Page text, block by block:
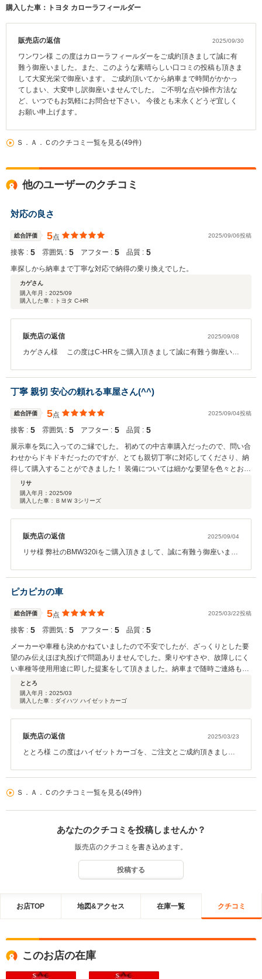
購入した車：トヨタ カローラフィールダー
販売店の返信 2025/09/30
ワンワン様 この度はカローラフィールダーをご成約頂きまして誠に有
難う御座いました。また、このような素晴らしい口コミの投稿も頂きま
して大変光栄で御座います。 ご成約頂いてから納車まで時間がかかっ
てしまい、大変申し訳御座いませんでした。 ご不明な点や操作方法な
ど、いつでもお気軽にお問合せ下さい。 今後とも末永くどうぞ宜しく
お願い申上げます。
Ｓ．Ａ．Ｃのクチコミ一覧を見る(49件)
他のユーザーのクチコミ
対応の良さ
総合評価 5点 2025/09/06投稿
接客 : 5 雰囲気 : 5 アフター : 5 品質 : 5
車探しから納車まで丁寧な対応で納得の乗り換えでした。
カゲさん
購入年月： 2025/09
購入した車：トヨタ C-HR
販売店の返信 2025/09/08
カゲさん様 この度はC-HRをご購入頂きまして誠に有難う御座いま
し上げます。
丁寧 親切 安心の頼れる車屋さん(^^)
総合評価 5点 2025/09/04投稿
接客 : 5 雰囲気 : 5 アフター : 5 品質 : 5
展示車を気に入ってのご縁でした。 初めての中古車購入だったので、問い合
わせからドキドキだったのですが、とても親切丁寧に対応してくださり、納
得して購入することができました！ 装備については細かな要望を色々とお伝
えしましたが、素早く叶えてくださったり、車にとって良い影響を与えない
可能性がある装備品の追加は控えてくださるなど、本当に安心です。 細部に
まで妥協なく真摯に向き合ってくださること、サービス力も素晴らしいの
リサ
購入年月： 2025/09
購入した車：ＢＭＷ 3シリーズ
販売店の返信 2025/09/04
リサ様 弊社のBMW320iをご購入頂きまして、誠に有難う御座いまし
も励みになります。今後もメンテナンスやお車のご相談など、しっ
かりとご対応させて頂きますのでお気軽にご相談下さい。今後とも
どうぞ宜しくお願い申し上げます。
ピカピカの車
総合評価 5点 2025/03/22投稿
接客 : 5 雰囲気 : 5 アフター : 5 品質 : 5
メーカーや車種も決めかねていましたので不安でしたが、ざっくりとした要
望のみ伝えほぼ丸投げで問題ありませんでした。乗りやすさや、故障しにく
い車種等使用用途に即した提案をして頂きました。納車まで随時ご連絡も頂
きしっかり対応して下さいました。店舗のお隣には提携整備工場もありアフ
ター対応も安心です。納車時にはピカピカに磨かれた車と花を頂き嬉しかっ
たです。
ととろ
購入年月： 2025/03
購入した車：ダイハツ ハイゼットカーゴ
販売店の返信 2025/03/23
ととろ様 この度はハイゼットカーゴを、ご注文とご成約頂きまして
りとご相談下さい。 今後とも末永いお付き合いのほど、宜しくお願
Ｓ．Ａ．Ｃのクチコミ一覧を見る(49件)
あなたのクチコミを投稿しませんか？
販売店のクチコミを書き込めます。
投稿する
お店TOP 地図&アクセス 在庫一覧 クチコミ
このお店の在庫